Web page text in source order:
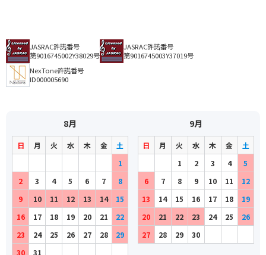
JASRAC許諾番号
第9016745002Y38029号
JASRAC許諾番号
第9016745003Y37019号
NexTone許諾番号
ID000005690
8月
日 月 火 水 木 金
土
1
2
3 4 5 6 7
8
9
10 11 12 13 14
15
16
17 18 19 20 21
22
23
24 25 26 27 28
29
30
31
9月
日 月 火 水 木 金
土
1
2 3 4
5
6
7 8 9 10 11
12
13
14 15 16 17 18
19
20
21 22 23 24 25
26
27
28 29 30